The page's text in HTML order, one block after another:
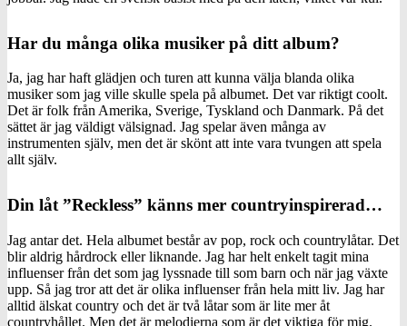
Har du många olika musiker på ditt album?
Ja, jag har haft glädjen och turen att kunna välja blanda olika
musiker som jag ville skulle spela på albumet. Det var riktigt coolt.
Det är folk från Amerika, Sverige, Tyskland och Danmark. På det
sättet är jag väldigt välsignad. Jag spelar även många av
instrumenten själv, men det är skönt att inte vara tvungen att spela
allt själv.
Din låt ”Reckless” känns mer countryinspirerad…
Jag antar det. Hela albumet består av pop, rock och countrylåtar. Det
blir aldrig hårdrock eller liknande. Jag har helt enkelt tagit mina
influenser från det som jag lyssnade till som barn och när jag växte
upp. Så jag tror att det är olika influenser från hela mitt liv. Jag har
alltid älskat country och det är två låtar som är lite mer åt
countryhållet. Men det är melodierna som är det viktiga för mig.